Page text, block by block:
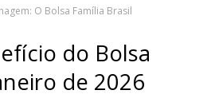
O Bolsa Família Brasil
do Bolsa
de 2026